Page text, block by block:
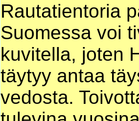
Rautatientoria
Suomessa voi
kuvitella, joten
täytyy antaa
vedosta.